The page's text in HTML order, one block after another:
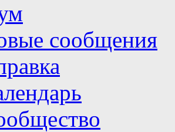
сообщения